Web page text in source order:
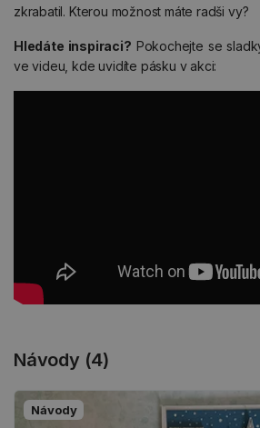
zkrabatil. Kterou možnost máte radši vy?
Hledáte inspiraci? Pokochejte se
ve videu, kde uvidíte pásku v akci:
Návody (4)
Návody